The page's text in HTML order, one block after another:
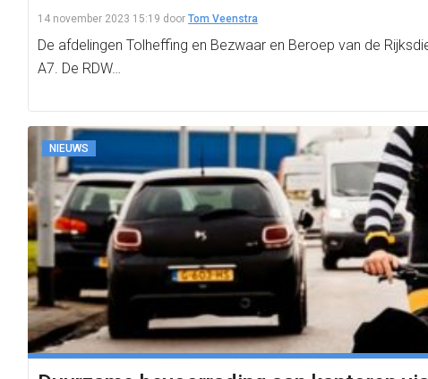
14 november 2023 15:19 door Tom Veenstra
De afdelingen Tolheffing en Bezwaar en Beroep van de
A7. De RDW…
NIEUWS